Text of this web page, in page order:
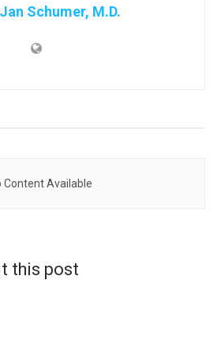
Schumer, M.D.
Content Available
this post